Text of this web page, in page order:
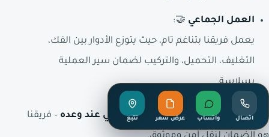
العمل الجماعي 🤝:
يعمل فريقنا بتناغم تام، حيث يتوزع الأدوار بين الفك،
التغليف، التحميل، والتركيب لضمان سير العملية
بسلاسة.
نقل أسرع من توقعك—الرهوان الذهبي عند وعده – فريقنا
اتصال واتساب عرض سعر تتبع